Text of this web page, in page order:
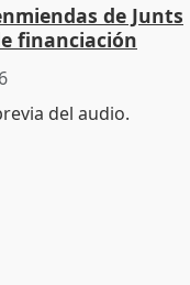
de Junts
financiación